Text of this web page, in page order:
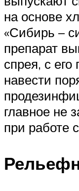
на основе
«Сибирь –
препарат
спрея, с
навести
главное не
при работе